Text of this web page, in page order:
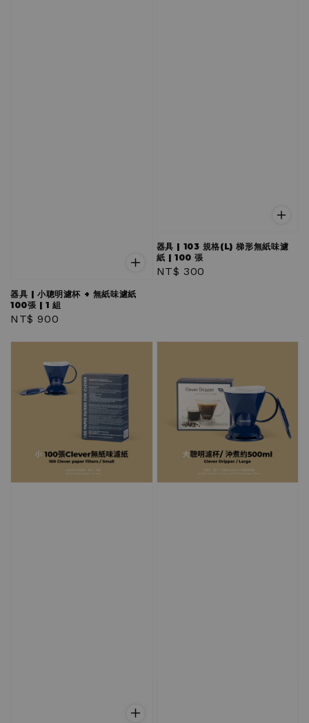
器具 | 小聰明濾杯 + 無紙味濾紙
100張 | 1 組
Regular
NT$ 900
器具 | 103 規格(L) 梯形無紙味濾
紙 | 100 張
Regular
NT$ 300